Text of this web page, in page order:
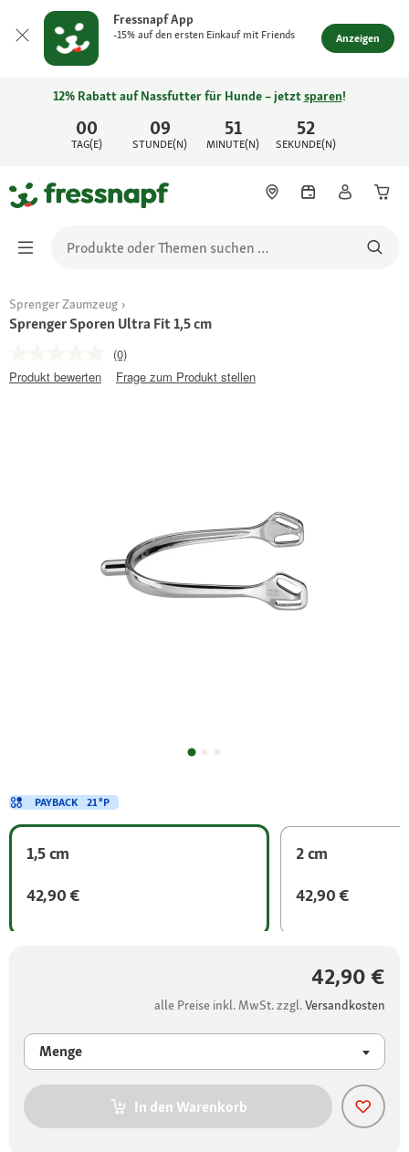
Fressnapf App
-15% auf den ersten Einkauf mit Friends Anzeigen
00
TAG(E)
09
STUNDE(N)
51
MINUTE(N)
52
SEKUNDE(N)
12% Rabatt auf Nassfutter für Hunde – jetztsparen!
Sprenger Zaumzeug
Sprenger Sporen Ultra Fit 1,5 cm
(0)
Produkt bewerten
Frage zum Produkt stellen
1,5 cm
42,90 €
2 cm
42,90 €
42,90 €
alle Preise inkl. MwSt. zzgl.Versandkosten
Menge
In den Warenkorb
PAYBACK 21 °P